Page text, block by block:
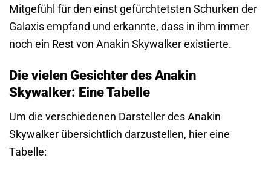
Mitgefühl für den einst gefürchtetsten Schurken der
Galaxis empfand und erkannte, dass in ihm immer
noch ein Rest von Anakin Skywalker existierte.
Die vielen Gesichter des Anakin
Skywalker: Eine Tabelle
Um die verschiedenen Darsteller des Anakin
Skywalker übersichtlich darzustellen, hier eine
Tabelle: